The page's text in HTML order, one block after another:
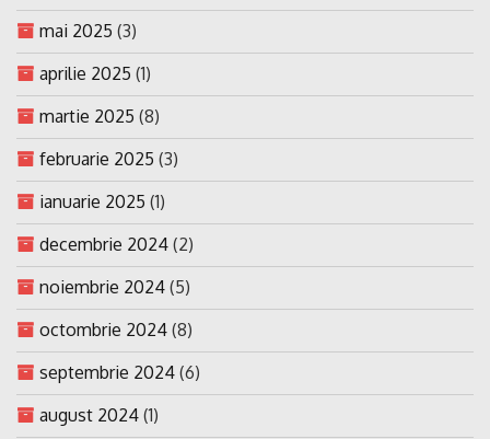
mai 2025 (3)
aprilie 2025 (1)
martie 2025 (8)
februarie 2025 (3)
ianuarie 2025 (1)
decembrie 2024 (2)
noiembrie 2024 (5)
octombrie 2024 (8)
septembrie 2024 (6)
august 2024 (1)